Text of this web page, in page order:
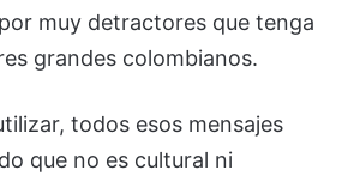
muy detractores que tenga
grandes colombianos.
todos esos mensajes
que no es cultural ni